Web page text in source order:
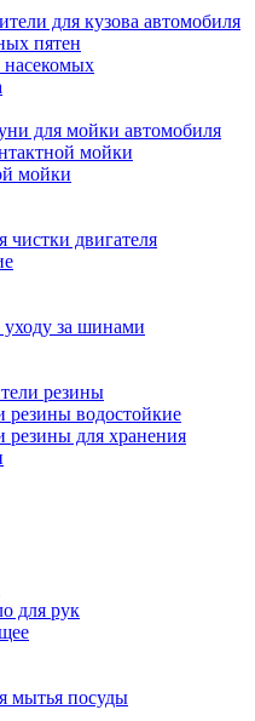
для кузова автомобиля
пятен
насекомых
для мойки автомобиля
мойки
мойки
чистки двигателя
уходу за шинами
резины
резины водостойкие
резины для хранения
для рук
мытья посуды